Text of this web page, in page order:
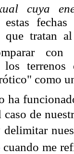
cuya
estas
tratan
los
como
ha
caso de
cuando me